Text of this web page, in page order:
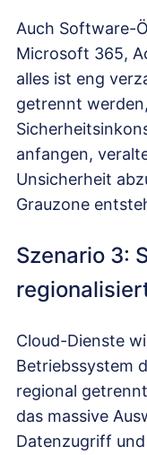
Auch Software-
Microsoft 365,
alles ist eng
getrennt
anfangen,
Unsicherheit
Grauzone
Szenario 3:
Cloud-Dienste
Betriebssystem
regional
das massive
Datenzugriff